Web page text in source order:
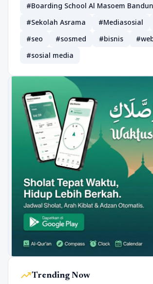
#Boarding School Al Masoem
#Sekolah Asrama
#Mediasosial
#seo
#sosmed #bisnis
#sosial media
trending_upTrending Now